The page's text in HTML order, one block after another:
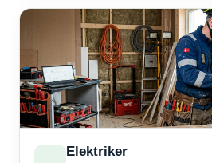
Elektriker